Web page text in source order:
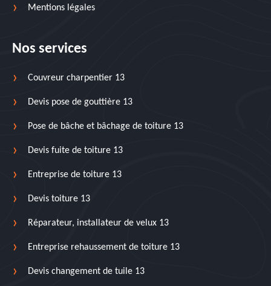
Mentions légales
Nos services
Couvreur charpentier 13
Devis pose de gouttière 13
Pose de bâche et bâchage de toiture 13
Devis fuite de toiture 13
Entreprise de toiture 13
Devis toiture 13
Réparateur, installateur de velux 13
Entreprise rehaussement de toiture 13
Devis changement de tuile 13